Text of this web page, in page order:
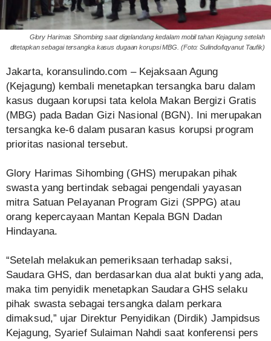
Glory Harimas Sihombing saat digelandang kedalam mobil tahan Kejagung setelah
ditetapkan sebagai tersangka kasus dugaan korupsi MBG. (Foto: Sulindo/Iqyanut Taufik)
Jakarta, koransulindo.com – Kejaksaan Agung
(Kejagung) kembali menetapkan tersangka baru dalam
kasus dugaan korupsi tata kelola Makan Bergizi Gratis
(MBG) pada Badan Gizi Nasional (BGN). Ini merupakan
tersangka ke-6 dalam pusaran kasus korupsi program
prioritas nasional tersebut.
Glory Harimas Sihombing (GHS) merupakan pihak
swasta yang bertindak sebagai pengendali yayasan
mitra Satuan Pelayanan Program Gizi (SPPG) atau
orang kepercayaan Mantan Kepala BGN Dadan
Hindayana.
“Setelah melakukan pemeriksaan terhadap saksi,
Saudara GHS, dan berdasarkan dua alat bukti yang ada,
maka tim penyidik menetapkan Saudara GHS selaku
pihak swasta sebagai tersangka dalam perkara
dimaksud,” ujar Direktur Penyidikan (Dirdik) Jampidsus
Kejagung, Syarief Sulaiman Nahdi saat konferensi pers